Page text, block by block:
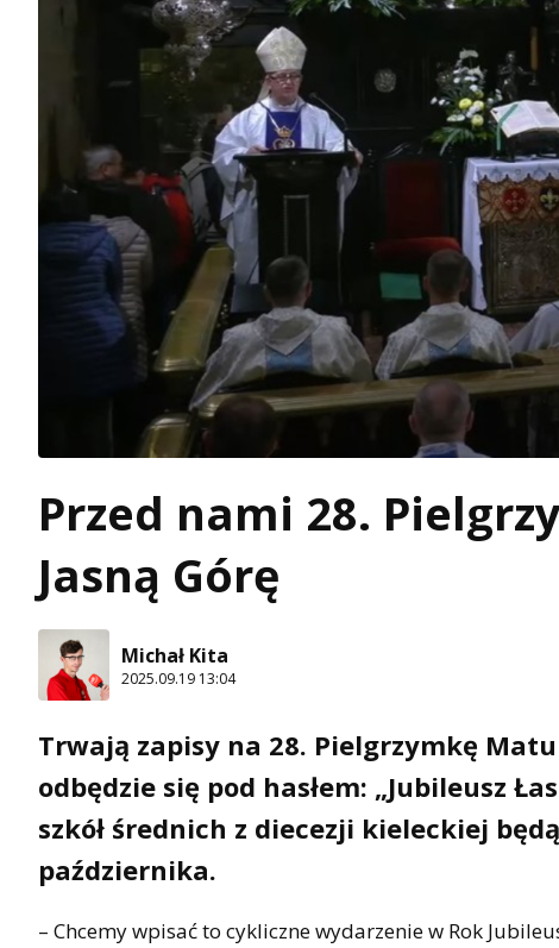
Przed nami 28.
Jasną Górę
Michał Kita
2025.09.19 13:04
Trwają zapisy na 28. Pielgrzymkę
odbędzie się pod hasłem: „Jubileusz
szkół średnich z diecezji kieleckiej
października.
– Chcemy wpisać to cykliczne wydarzenie w Rok